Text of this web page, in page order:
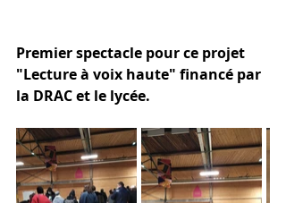
Premier spectacle pour ce projet
"Lecture à voix haute" financé par
la DRAC et le lycée.